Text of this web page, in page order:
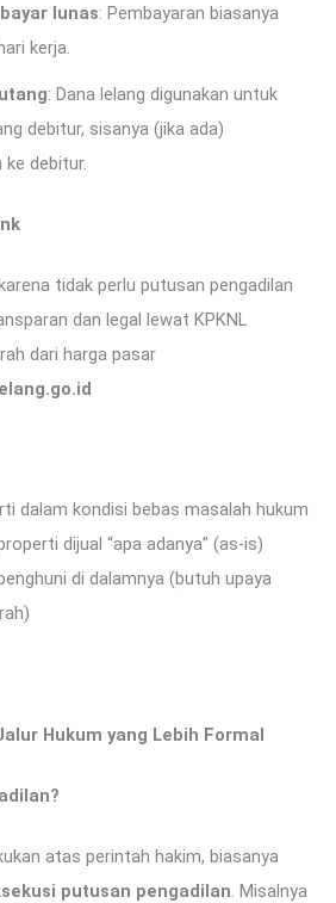
lunas: Pembayaran biasanya
kerja.
: Dana lelang digunakan untuk
debitur, sisanya (jika ada)
ke debitur.
tidak perlu putusan pengadilan
dan legal lewat KPKNL
dari harga pasar
dalam kondisi bebas masalah hukum
dijual “apa adanya” (as-is)
di dalamnya (butuh upaya
Hukum yang Lebih Formal
atas perintah hakim, biasanya
putusan pengadilan. Misalnya